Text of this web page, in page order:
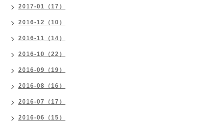
2017-01（17）
2016-12（10）
2016-11（14）
2016-10（22）
2016-09（19）
2016-08（16）
2016-07（17）
2016-06（15）